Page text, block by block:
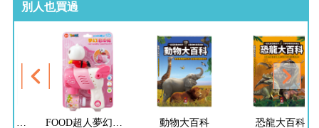
別人也買過
動物大百科
恐龍大百科